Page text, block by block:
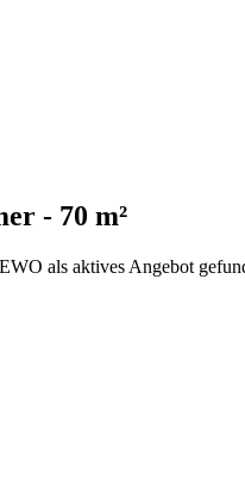
- 70 m²
als aktives Angebot